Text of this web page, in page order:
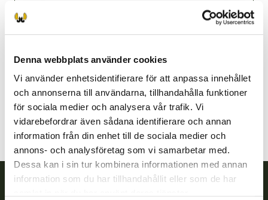
Denna webbplats använder cookies
Vi använder enhetsidentifierare för att anpassa innehållet
och annonserna till användarna, tillhandahålla funktioner
för sociala medier och analysera vår trafik. Vi
vidarebefordrar även sådana identifierare och annan
information från din enhet till de sociala medier och
annons- och analysföretag som vi samarbetar med.
Dessa kan i sin tur kombinera informationen med annan
information som du har tillhandahållit eller som de har
Österbotten